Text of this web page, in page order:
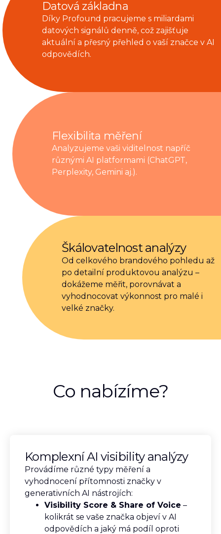
Datová základna
Díky Profound pracujeme s miliardami
datových signálů denně, což zajišťuje
aktuální a přesný přehled o vaší značce v AI
odpovědích.
Flexibilita měření
Analyzujeme vaši viditelnost napříč
různými AI platformami (ChatGPT,
Perplexity, Gemini aj.).
Škálovatelnost analýzy
Od celkového brandového pohledu až
po detailní produktovou analýzu –
dokážeme měřit, porovnávat a
vyhodnocovat výkonnost pro malé i
velké značky.
Co nabízíme?
Komplexní AI visibility analýzy
Provádíme různé typy měření a
vyhodnocení přítomnosti značky v
generativních AI nástrojích:
Visibility Score & Share of Voice –
kolikrát se vaše značka objeví v AI
odpovědích a jaký má podíl oproti